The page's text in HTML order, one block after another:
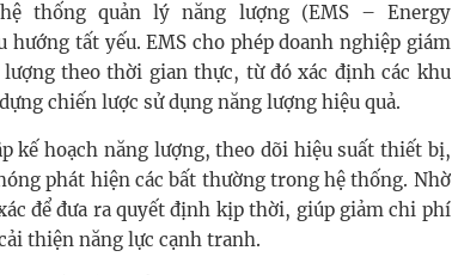
thống quản lý năng lượng (EMS – Energy
tất yếu. EMS cho phép doanh nghiệp giám
theo thời gian thực, từ đó xác định các khu
chiến lược sử dụng năng lượng hiệu quả.
kế hoạch năng lượng, theo dõi hiệu suất thiết bị,
phát hiện các bất thường trong hệ thống. Nhờ
để đưa ra quyết định kịp thời, giúp giảm chi phí
thiện năng lực cạnh tranh.